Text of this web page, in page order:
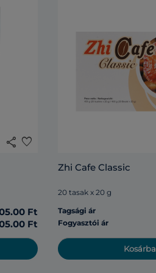
share favorite
Ft
Ft
Zhi Cafe Classic
20 tasak x 20 g
Tagsági ár
Fogyasztói ár
Kosárba